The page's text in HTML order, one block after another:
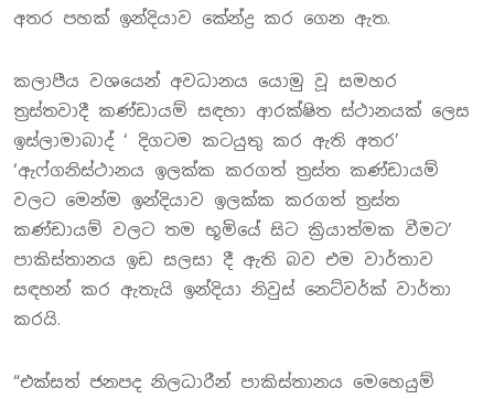
අතර පහක් ඉන්දියාව කේන්ද්‍ර කර ගෙන ඇත.
කලාපීය වශයෙන් අවධානය යොමු වූ සමහර
ත්‍රස්තවාදී කණ්ඩායම් සඳහා ආරක්ෂිත ස්ථානයක් ලෙස
ඉස්ලාමාබාද් ‘ දිගටම කටයුතු කර ඇති අතර’
‘ඇෆ්ගනිස්ථානය ඉලක්ක කරගත් ත්‍රස්ත කණ්ඩායම්
වලට මෙන්ම ඉන්දියාව ඉලක්ක කරගත් ත්‍රස්ත
කණ්ඩායම් වලට තම භූමියේ සිට ක්‍රියාත්මක වීමට’
පාකිස්තානය ඉඩ සලසා දී ඇති බව එම වාර්තාව
සඳහන් කර ඇතැයි ඉන්දියා නිවුස් නෙට්වර්ක් වාර්තා
කරයි.
“එක්සත් ජනපද නිලධාරීන් පාකිස්තානය මෙහෙයුම්